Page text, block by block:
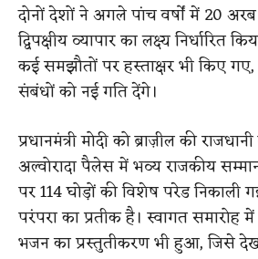
दोनों देशों ने अगले पांच वर्षों में 20
द्विपक्षीय व्यापार का लक्ष्य निर्धारित
कई समझौतों पर हस्ताक्षर भी किए गए,
संबंधों को नई गति देंगे।
प्रधानमंत्री मोदी को ब्राज़ील की
अल्वोरादा पैलेस में भव्य राजकीय
पर 114 घोड़ों की विशेष परेड निकाली
परंपरा का प्रतीक है। स्वागत समारोह
भजन का प्रस्तुतीकरण भी हुआ, जिसे